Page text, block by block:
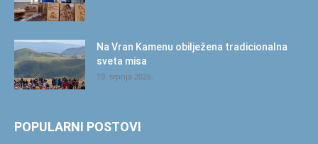
Na Vran Kamenu obilježena tradicionalna
sveta misa
19. srpnja 2026.
POPULARNI POSTOVI